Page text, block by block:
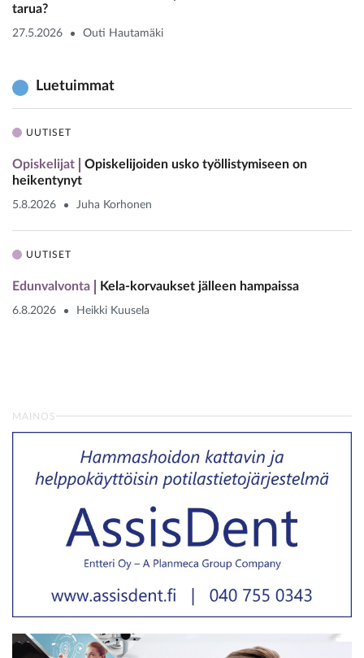
tarua?
27.5.2026 Outi Hautamäki
Luetuimmat
UUTISET
Opiskelijat
Opiskelijoiden usko työllistymiseen on
heikentynyt
5.8.2026 Juha Korhonen
UUTISET
Edunvalvonta Kela-korvaukset jälleen hampaissa
6.8.2026 Heikki Kuusela
MAINOS